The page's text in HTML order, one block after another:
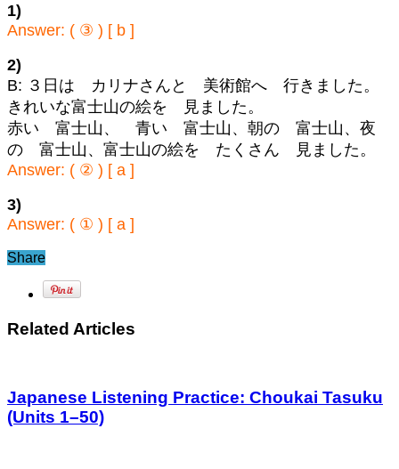
1)
Answer: ( ③ ) [ b ]
2)
B: ３日は カリナさんと 美術館へ 行きました。
きれいな富士山の絵を 見ました。
赤い 富士山、 青い 富士山、朝の 富士山、夜
の 富士山、富士山の絵を たくさん 見ました。
Answer: ( ② ) [ a ]
3)
Answer: ( ① ) [ a ]
Share
Related Articles
Japanese Listening Practice: Choukai Tasuku
(Units 1–50)